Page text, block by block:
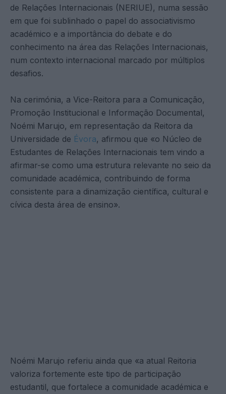
de Relações Internacionais (NERIUE), numa sessão
em que foi sublinhado o papel do associativismo
académico e a importância do debate e do
conhecimento na área das Relações Internacionais,
num contexto internacional marcado por múltiplos
desafios.
Na cerimónia, a Vice-Reitora para a Comunicação,
Promoção Institucional e Informação Documental,
Noémi Marujo, em representação da Reitora da
Universidade de Évora, afirmou que «o Núcleo de
Estudantes de Relações Internacionais tem vindo a
afirmar-se como uma estrutura relevante no seio da
comunidade académica, contribuindo de forma
consistente para a dinamização científica, cultural e
cívica desta área de ensino».
Noémi Marujo referiu ainda que «a atual Reitoria
valoriza fortemente este tipo de participação
estudantil, que fortalece a comunidade académica e